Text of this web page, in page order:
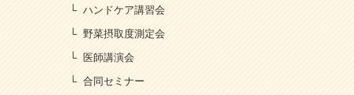
ハンドケア講習会
野菜摂取度測定会
医師講演会
合同セミナー